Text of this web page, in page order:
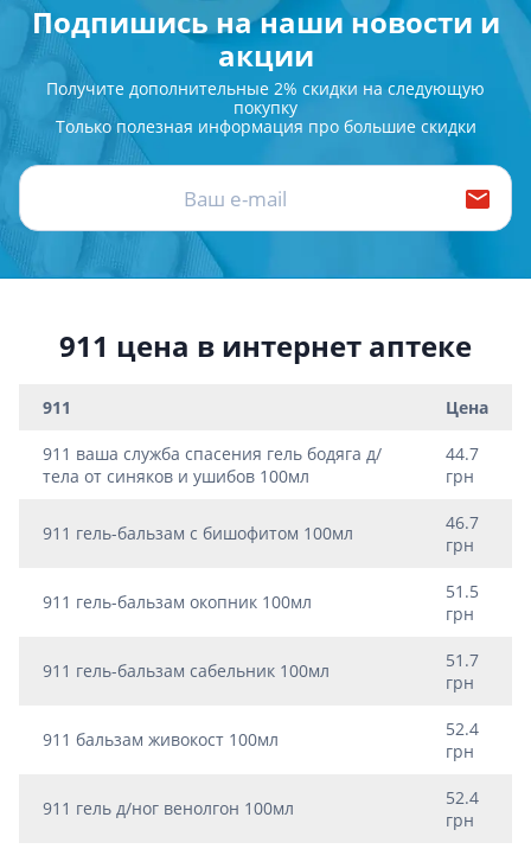
Подпишись на наши новости и
акции
Получите дополнительные 2% скидки на следующую
покупку
Только полезная информация про большие скидки
911 цена в интернет аптеке
911 Цена
911 ваша служба спасения гель бодяга д/
тела от синяков и ушибов 100мл
44.7
грн
911 гель-бальзам с бишофитом 100мл
46.7
грн
911 гель-бальзам окопник 100мл
51.5
грн
911 гель-бальзам сабельник 100мл
51.7
грн
911 бальзам живокост 100мл
52.4
грн
911 гель д/ног венолгон 100мл
52.4
грн